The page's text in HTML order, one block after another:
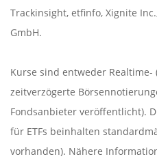
Trackinsight, etfinfo, Xignite Inc.
GmbH.
Kurse sind entweder
zeitverzögerte
Fondsanbieter veröffentlicht).
für ETFs beinhalten
vorhanden). Nähere